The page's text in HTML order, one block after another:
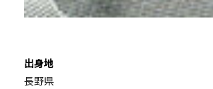
出身地
長野県